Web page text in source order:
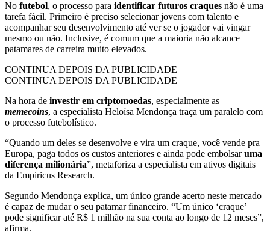
No futebol, o processo para identificar futuros craques não é uma
tarefa fácil. Primeiro é preciso selecionar jovens com talento e
acompanhar seu desenvolvimento até ver se o jogador vai vingar
mesmo ou não. Inclusive, é comum que a maioria não alcance
patamares de carreira muito elevados.
CONTINUA DEPOIS DA PUBLICIDADE
CONTINUA DEPOIS DA PUBLICIDADE
Na hora de investir em criptomoedas, especialmente as
memecoins, a especialista Heloísa Mendonça traça um paralelo com
o processo futebolístico.
“Quando um deles se desenvolve e vira um craque, você vende pra
Europa, paga todos os custos anteriores e ainda pode embolsaruma
diferença milionária”, metaforiza a especialista em ativos digitais
da Empiricus Research.
Segundo Mendonça explica, um único grande acerto neste mercado
é capaz de mudar o seu patamar financeiro. “Um único ‘craque’
pode significar até R$ 1 milhão na sua conta ao longo de 12 meses”,
afirma.